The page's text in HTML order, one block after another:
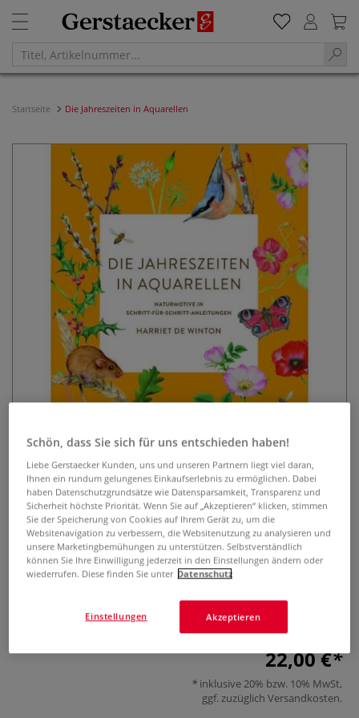
Startseite Die Jahreszeiten in Aquarellen
Die Jahreszeiten in Aquarellen
0 Bewertungen
30 Schritt-für-Schritt-Anleitungen für Frühlingsblüten,
Sommerblumen, Herbstlaub und Winterlandschaften in
Aquarelltechnik. Ideal für die Gestaltung persönlicher
Geschenke oder Wohnraumdekorationen.
Mehr
22,00 €
inklusive 20% bzw. 10% MwSt,
ggf. zuzüglich Versandkosten.
Schön, dass Sie sich für uns entschieden haben!
Liebe Gerstaecker Kunden, uns und unseren Partnern liegt viel daran,
Ihnen ein rundum gelungenes Einkaufserlebnis zu ermöglichen. Dabei
haben Datenschutzgrundsätze wie Datensparsamkeit, Transparenz und
Sicherheit höchste Priorität. Wenn Sie auf „Akzeptieren“ klicken, stimmen
Sie der Speicherung von Cookies auf Ihrem Gerät zu, um die
Websitenavigation zu verbessern, die Websitenutzung zu analysieren und
unsere Marketingbemühungen zu unterstützen. Selbstverständlich
können Sie Ihre Einwilligung jederzeit in den Einstellungen ändern oder
wiederrufen. Diese finden Sie unter Datenschutz
Akzeptieren
Einstellungen